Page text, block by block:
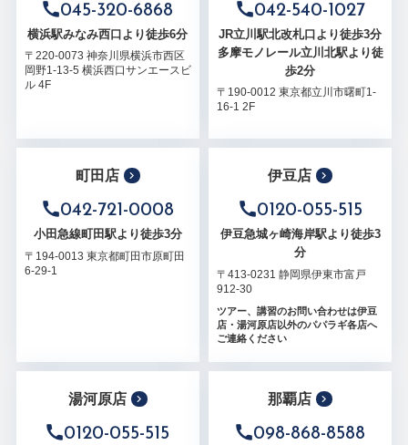
045-320-6868
横浜駅みなみ西口より徒歩6分
〒220-0073 神奈川県横浜市西区
岡野1-13-5 横浜西口サンエースビ
ル 4F
042-540-1027
JR立川駅北改札口より徒歩3分
多摩モノレール立川北駅より徒
歩2分
〒190-0012 東京都立川市曙町1-
16-1 2F
町田店
042-721-0008
小田急線町田駅より徒歩3分
〒194-0013 東京都町田市原町田
6-29-1
伊豆店
0120-055-515
伊豆急城ヶ崎海岸駅より徒歩3
分
〒413-0231 静岡県伊東市富戸
912-30
ツアー、講習のお問い合わせは伊豆
店・湯河原店以外のパパラギ各店へ
ご連絡ください
湯河原店
0120-055-515
那覇店
098-868-8588